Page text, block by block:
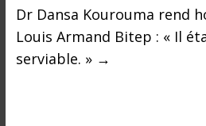
Dr Dansa Kourouma rend
Louis Armand Bitep : « Il
serviable. » →